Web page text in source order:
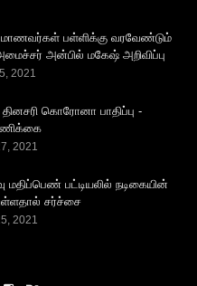
பள்ளிக்கு வரவேண்டும்
அன்பில் மகேஷ் அறிவிப்பு
2021
கொரோனா பாதிப்பு -
2021
மதிப்பெண் பட்டியலில் நடிகையின்
சர்ச்சை
2021